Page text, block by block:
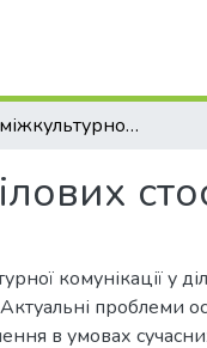
Проблеми міжкультурної комунікації у ділових стосунках Сходу
комунікації у
проблеми
в умовах